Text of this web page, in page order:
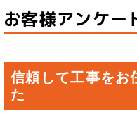
お客様アンケー
信頼して工事をお
た